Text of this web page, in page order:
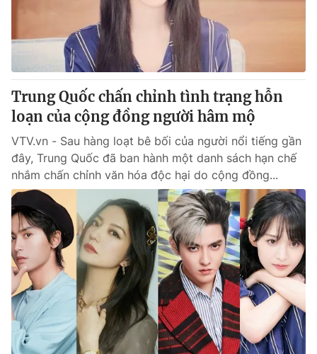
Trung Quốc chấn chỉnh tình trạng hỗn
loạn của cộng đồng người hâm mộ
VTV.vn - Sau hàng loạt bê bối của người nổi tiếng gần
đây, Trung Quốc đã ban hành một danh sách hạn chế
nhắm chấn chỉnh văn hóa độc hại do cộng đồng...